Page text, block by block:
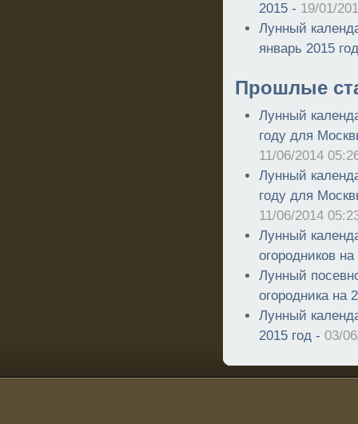
2015 - 19/01/
Лунный
январь 2015
Прошлые
Лунный
году для
11/06/2014
Лунный
году для
11/06/2014
Лунный
огородников
Лунный
огородника на
Лунный
2015 год -03/